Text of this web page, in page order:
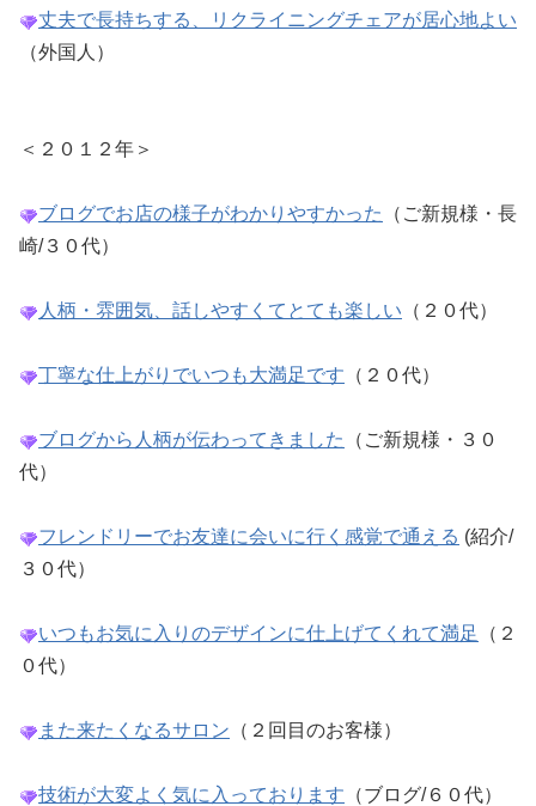
丈夫で長持ちする、リクライニングチェアが居心地よい
（外国人）
＜２０１２年＞
ブログでお店の様子がわかりやすかった
（ご新規様・長
崎/３０代）
人柄・雰囲気、話しやすくてとても楽しい （２０代）
丁寧な仕上がりでいつも大満足です （２０代）
ブログから人柄が伝わってきました
（ご新規様・３０
代）
フレンドリーでお友達に会いに行く感覚で通える (紹介/
３０代）
いつもお気に入りのデザインに仕上げてくれて満足
（２
０代）
また来たくなるサロン （２回目のお客様）
技術が大変よく気に入っております （ブログ/６０代）